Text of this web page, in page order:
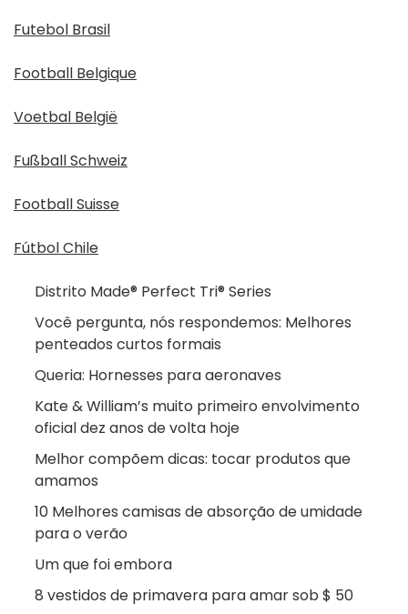
Futebol Brasil
Football Belgique
Voetbal België
Fußball Schweiz
Football Suisse
Fútbol Chile
Distrito Made® Perfect Tri® Series
Você pergunta, nós respondemos: Melhores
penteados curtos formais
Queria: Hornesses para aeronaves
Kate & William’s muito primeiro envolvimento
oficial dez anos de volta hoje
Melhor compõem dicas: tocar produtos que
amamos
10 Melhores camisas de absorção de umidade
para o verão
Um que foi embora
8 vestidos de primavera para amar sob $ 50